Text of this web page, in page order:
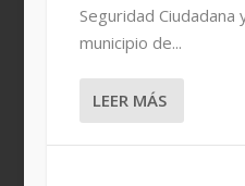
Seguridad Ciudadana
municipio de...
LEER MÁS